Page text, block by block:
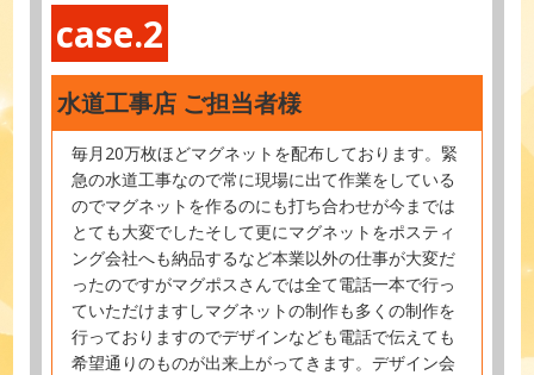
case.2
水道工事店 ご担当者様
毎月20万枚ほどマグネットを配布しております。緊
急の水道工事なので常に現場に出て作業をしている
のでマグネットを作るのにも打ち合わせが今までは
とても大変でしたそして更にマグネットをポスティ
ング会社へも納品するなど本業以外の仕事が大変だ
ったのですがマグポスさんでは全て電話一本で行っ
ていただけますしマグネットの制作も多くの制作を
行っておりますのでデザインなども電話で伝えても
希望通りのものが出来上がってきます。デザイン会